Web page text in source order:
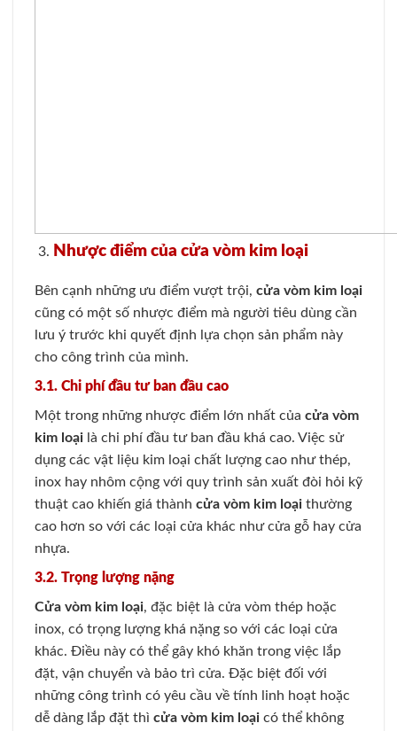
Nhược điểm của cửa vòm kim loại
Bên cạnh những ưu điểm vượt trội, cửa vòm kim loại
cũng có một số nhược điểm mà người tiêu dùng cần
lưu ý trước khi quyết định lựa chọn sản phẩm này
cho công trình của mình.
3.1. Chi phí đầu tư ban đầu cao
Một trong những nhược điểm lớn nhất của cửa vòm
kim loại là chi phí đầu tư ban đầu khá cao. Việc sử
dụng các vật liệu kim loại chất lượng cao như thép,
inox hay nhôm cộng với quy trình sản xuất đòi hỏi kỹ
thuật cao khiến giá thành cửa vòm kim loại thường
cao hơn so với các loại cửa khác như cửa gỗ hay cửa
nhựa.
3.2. Trọng lượng nặng
Cửa vòm kim loại, đặc biệt là cửa vòm thép hoặc
inox, có trọng lượng khá nặng so với các loại cửa
khác. Điều này có thể gây khó khăn trong việc lắp
đặt, vận chuyển và bảo trì cửa. Đặc biệt đối với
những công trình có yêu cầu về tính linh hoạt hoặc
dễ dàng lắp đặt thì cửa vòm kim loại có thể không